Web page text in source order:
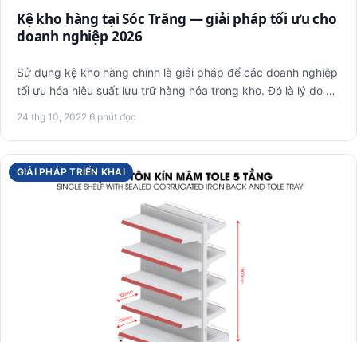
Kệ kho hàng tại Sóc Trăng — giải pháp tối ưu cho
doanh nghiệp 2026
Sử dụng kệ kho hàng chính là giải pháp để các doanh nghiệp
tối ưu hóa hiệu suất lưu trữ hàng hóa trong kho. Đó là lý do …
24 thg 10, 2022·6 phút đọc
GIẢI PHÁP TRIỂN KHAI